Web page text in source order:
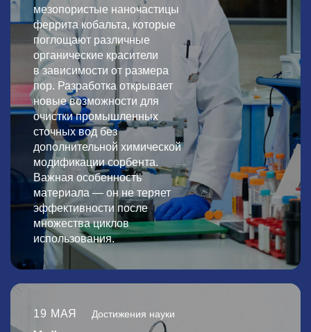
мезопористые наночастицы
феррита кобальта, которые
поглощают различные
органические красители
в зависимости от размера
пор. Разработка открывает
новые возможности для
очистки промышленных
сточных вод без
дополнительной химической
модификации сорбента.
Важная особенность
материала — он не теряет
эффективности после
множества циклов
использования.
19 МАЯ Достижения науки